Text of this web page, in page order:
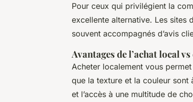
Pour ceux qui privilégient la
excellente alternative. Les sites
souvent accompagnés d’avis
Avantages de l’achat local
Acheter localement vous
que la texture et la couleur
et l’accès à une multitude de